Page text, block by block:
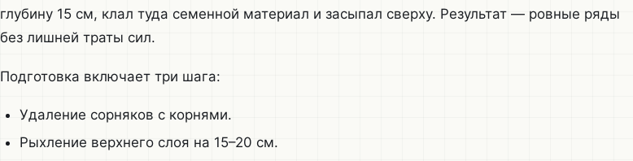
глубину 15 см, клал туда семенной материал и засыпал сверху. Результат — ровные ряды
без лишней траты сил.
Подготовка включает три шага:
Удаление сорняков с корнями.
Рыхление верхнего слоя на 15–20 см.